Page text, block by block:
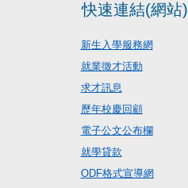
快速連結(網站)
新生入學服務網
就業徵才活動
求才訊息
歷年校慶回顧
電子公文公布欄
就學貸款
ODF格式宣導網